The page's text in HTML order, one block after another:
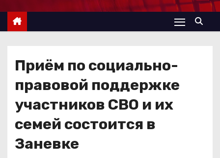
ж
Приём по социально-
правовой поддержке
участников СВО и их
семей состоится в
Заневке